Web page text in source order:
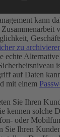
kann
zu
echte
auf Daten
mit einem
Sie Ihren
kennen solche
oder
Sie Ihren